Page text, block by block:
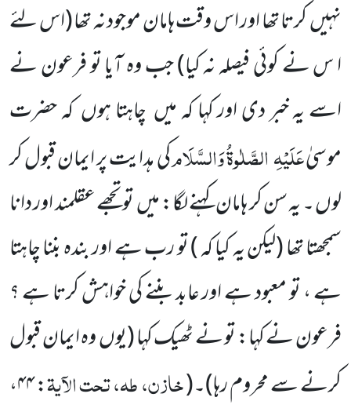
نہیںکرتا تھا اور اس وقت ہامان موجود نہ تھا(اس لئے
ا س نے کوئی فیصلہ نہ کیا)جب وہ آیا تو فرعون نے
اسے یہ خبر دی اور کہا کہ میں چاہتا ہوںکہ حضرت
موسیٰعَلَیْہِالصَّلٰوۃُ وَالسَّلَامکی ہدایت پر ایمان قبول کر
لوں ۔ یہ سن کر ہامان کہنے لگا: میںتو تجھے عقلمند اور دانا
سمجھتا تھا(لیکن یہ کیا کہ )تو رب ہے اور بندہ بننا چاہتا
ہے ، تو معبود ہے اور عابد بننے کی خواہش کرتا ہے ؟
فرعون نے کہا: تو نے ٹھیک کہا(یوںوہ ایمان قبول
کرنے سے محروم رہا)۔(خازن، طہ، تحت الآیۃ
: ۴۴،